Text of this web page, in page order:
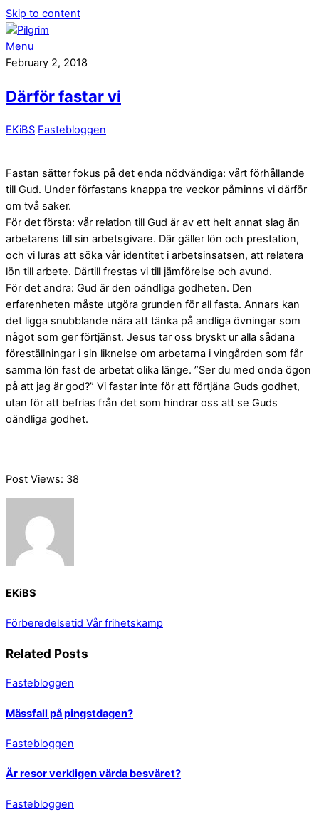
Skip to content
Menu
February 2, 2018
Därför fastar vi
EKiBS Fastebloggen
Fastan sätter fokus på det enda nödvändiga: vårt förhållande
till Gud. Under förfastans knappa tre veckor påminns vi därför
om två saker.
För det första: vår relation till Gud är av ett helt annat slag än
arbetarens till sin arbetsgivare. Där gäller lön och prestation,
och vi luras att söka vår identitet i arbetsinsatsen, att relatera
lön till arbete. Därtill frestas vi till jämförelse och avund.
För det andra: Gud är den oändliga godheten. Den
erfarenheten måste utgöra grunden för all fasta. Annars kan
det ligga snubblande nära att tänka på andliga övningar som
något som ger förtjänst. Jesus tar oss bryskt ur alla sådana
föreställningar i sin liknelse om arbetarna i vingården som får
samma lön fast de arbetat olika länge. ”Ser du med onda ögon
på att jag är god?” Vi fastar inte för att förtjäna Guds godhet,
utan för att befrias från det som hindrar oss att se Guds
oändliga godhet.
Post Views: 38
EKiBS
Förberedelsetid Vår frihetskamp
Related Posts
Fastebloggen
Mässfall på pingstdagen?
Fastebloggen
Är resor verkligen värda besväret?
Fastebloggen